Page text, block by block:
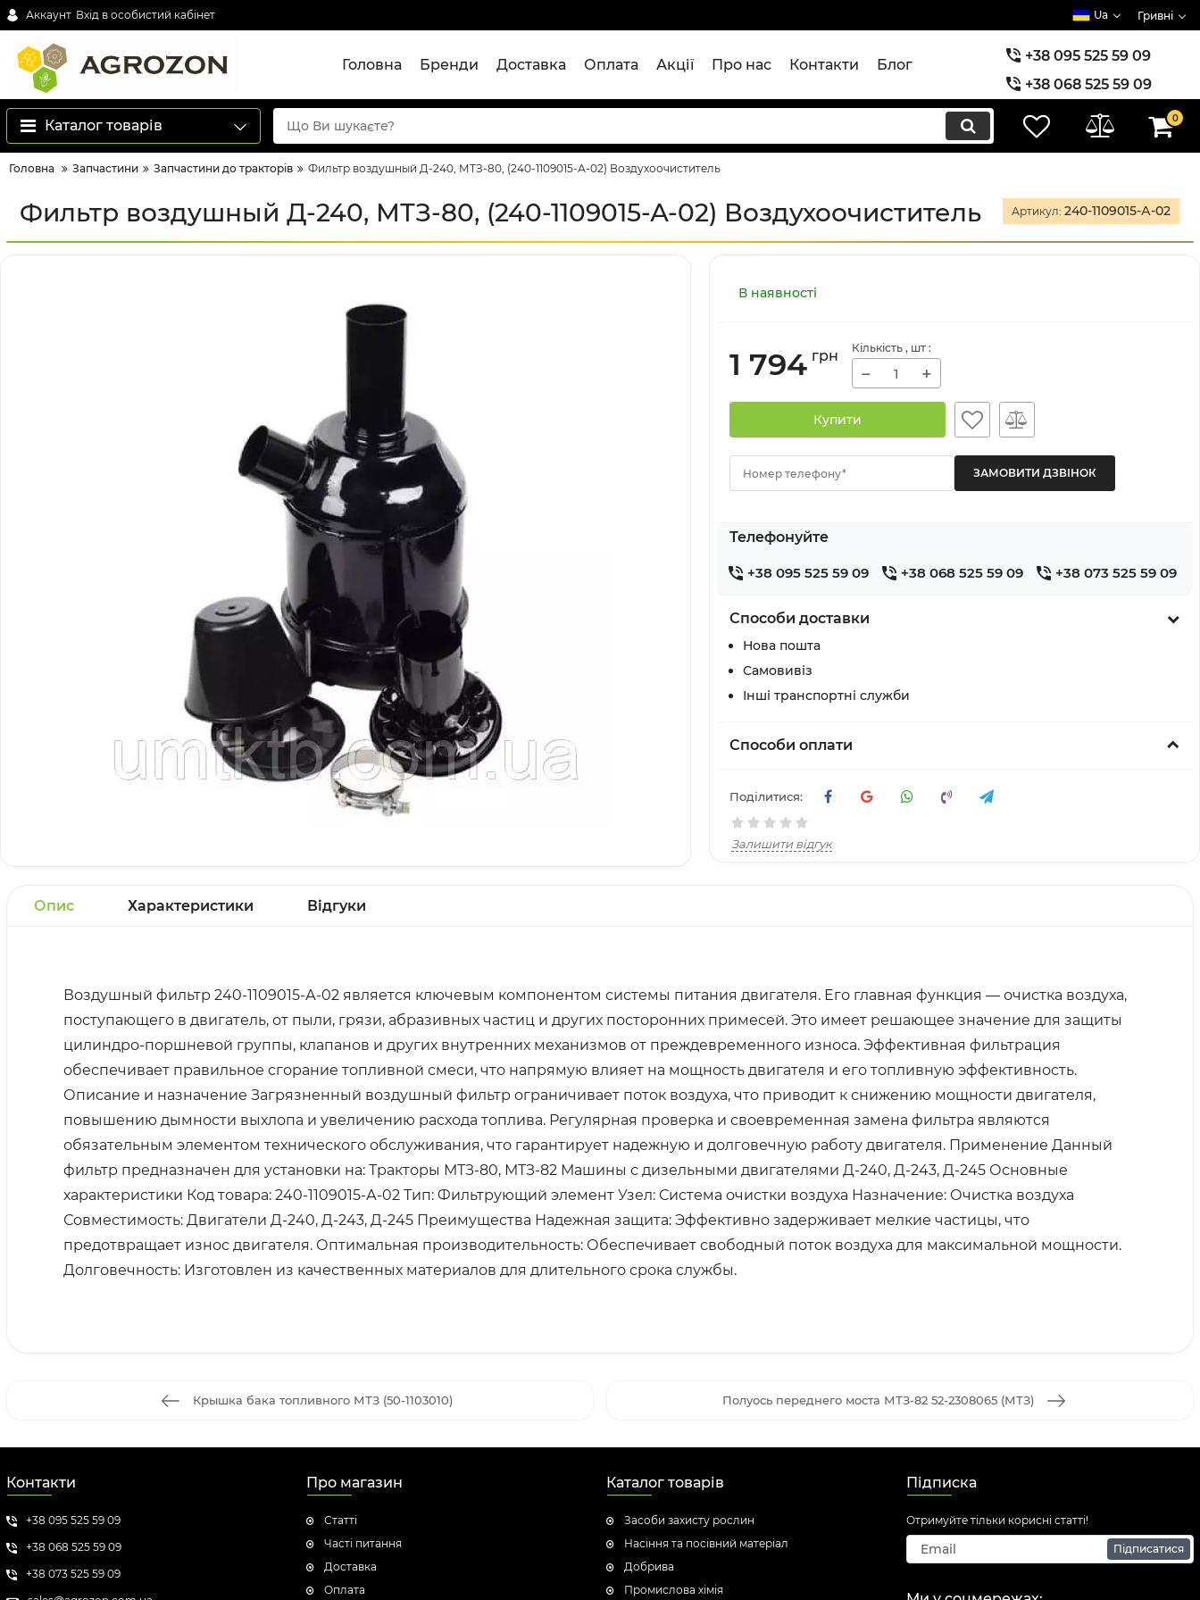
Аккаунт Вхід в особистий кабінет Ua Гривні
Головна Бренди Доставка Оплата Акції Про нас Контакти Блог
+38 095 525 59 09
+38 068 525 59 09
+38 073 525 59 09
Каталог товарів 0
Головна Запчастини Запчастини до тракторів Фильтр воздушный Д-240, МТЗ-80, (240-1109015-А-02) Воздухоочиститель
Фильтр воздушный Д-240, МТЗ-80, (240-1109015-А-02) Воздухоочиститель Артикул: 240-1109015-А-02
В наявності
1 794 грн Кількість , шт :
− +
Купити
Номер телефону*
Телефонуйте
+38 095 525 59 09 +38 068 525 59 09 +38 073 525 59 09
Способи доставки
Нова пошта
Самовивіз
Інші транспортні служби
Способи оплати
Поділитися:
Залишити відгук
Опис Характеристики Відгуки
Воздушный фильтр 240-1109015-А-02 является ключевым компонентом системы питания двигателя. Его главная функция — очистка воздуха,
поступающего в двигатель, от пыли, грязи, абразивных частиц и других посторонних примесей. Это имеет решающее значение для защиты
цилиндро-поршневой группы, клапанов и других внутренних механизмов от преждевременного износа. Эффективная фильтрация
обеспечивает правильное сгорание топливной смеси, что напрямую влияет на мощность двигателя и его топливную эффективность.
Описание и назначение Загрязненный воздушный фильтр ограничивает поток воздуха, что приводит к снижению мощности двигателя,
повышению дымности выхлопа и увеличению расхода топлива. Регулярная проверка и своевременная замена фильтра являются
обязательным элементом технического обслуживания, что гарантирует надежную и долговечную работу двигателя. Применение Данный
фильтр предназначен для установки на: Тракторы МТЗ-80, МТЗ-82 Машины с дизельными двигателями Д-240, Д-243, Д-245 Основные
характеристики Код товара: 240-1109015-А-02 Тип: Фильтрующий элемент Узел: Система очистки воздуха Назначение: Очистка воздуха
Совместимость: Двигатели Д-240, Д-243, Д-245 Преимущества Надежная защита: Эффективно задерживает мелкие частицы, что
предотвращает износ двигателя. Оптимальная производительность: Обеспечивает свободный поток воздуха для максимальной мощности.
Долговечность: Изготовлен из качественных материалов для длительного срока службы.
Крышка бака топливного МТЗ (50-1103010) Полуось переднего моста МТЗ-82 52-2308065 (МТЗ)
Контакти
+38 095 525 59 09
+38 068 525 59 09
+38 073 525 59 09
Про магазин
Статті
Часті питання
Доставка
Оплата
Каталог товарів
Засоби захисту рослин
Насіння та посівний матеріал
Добрива
Промислова хімія
Підписка
Отримуйте тільки корисні статті!
Підписатися